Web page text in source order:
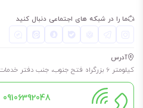
ما را در شبکه های اجتماعی دنبال کنید
آدرس
کیلومتر 6 بزرگراه فتح جنوب، جنب دفتر خدمات الکترونیک شهر، پلاک 588 و 600
09106392048